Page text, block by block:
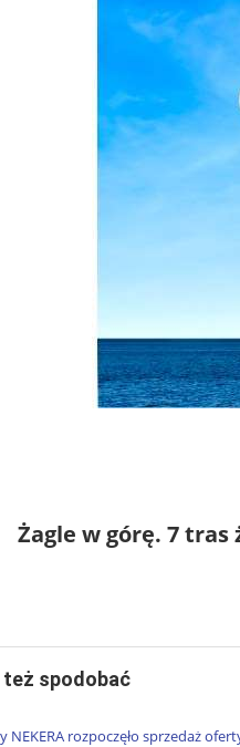
Żagle w górę. 7
też spodobać
NEKERA rozpoczęło sprzedaż